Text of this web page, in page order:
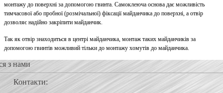
монтажу до поверхні за допомогою гвинта. Самоклеюча основа дає можливість
тимчасової або пробної (розмічальної) фіксації майданчика до поверхні, а отвір
дозволяє надійно закріпити майданчик.
Так як отвір знаходиться в центрі майданчика, монтаж таких майданчиків за
допомогою гвинтів можливий тільки до монтажу хомутів до майданчика.
з нами
Контакти: